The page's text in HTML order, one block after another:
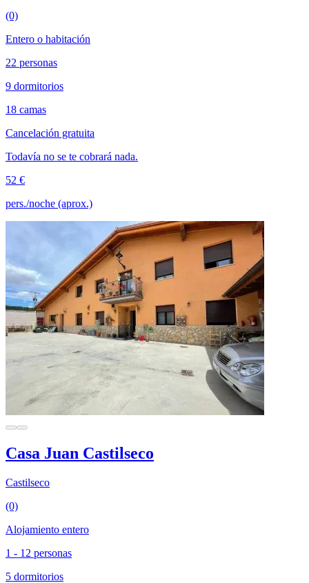
(0)
Entero o habitación
22 personas
9 dormitorios
18 camas
Cancelación gratuita
Todavía no se te cobrará nada.
52 €
pers./noche (aprox.)
Casa Juan Castilseco
Castilseco
(0)
Alojamiento entero
1 - 12 personas
5 dormitorios